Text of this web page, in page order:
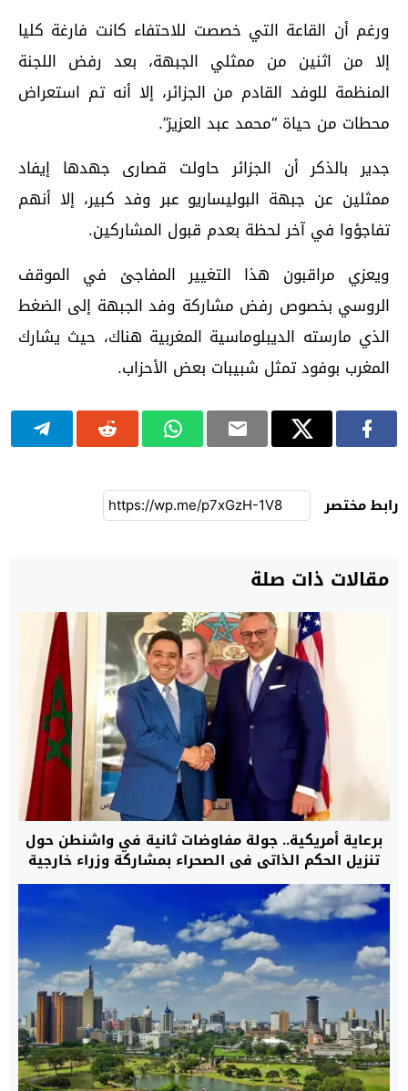
ورغم أن القاعة التي خصصت للاحتفاء كانت فارغة كليا
إلا من اثنين من ممثلي الجبهة، بعد رفض اللجنة
المنظمة للوفد القادم من الجزائر، إلا أنه تم استعراض
محطات من حياة “محمد عبد العزيز”.
جدير بالذكر أن الجزائر حاولت قصارى جهدها إيفاد
ممثلين عن جبهة البوليساريو عبر وفد كبير، إلا أنهم
تفاجؤوا في آخر لحظة بعدم قبول المشاركين.
ويعزي مراقبون هذا التغيير المفاجئ في الموقف
الروسي بخصوص رفض مشاركة وفد الجبهة إلى الضغط
الذي مارسته الديبلوماسية المغربية هناك، حيث يشارك
المغرب بوفود تمثل شبيبات بعض الأحزاب.
رابط مختصر
مقالات ذات صلة
برعاية أمريكية.. جولة مفاوضات ثانية في واشنطن حول
تنزيل الحكم الذاتي في الصحراء بمشاركة وزراء خارجية
المغرب، الجزائر، موريتانيا وممثل جبهة البوليساريو